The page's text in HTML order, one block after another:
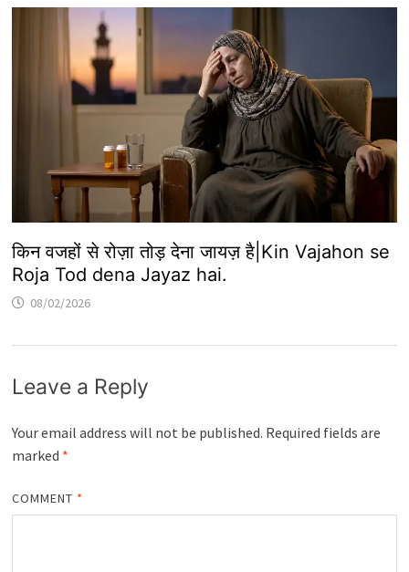
किन वजहों से रोज़ा तोड़ देना जायज़ है|Kin Vajahon se
Roja Tod dena Jayaz hai.
08/02/2026
Leave a Reply
Your email address will not be published. Required fields are
marked *
COMMENT *